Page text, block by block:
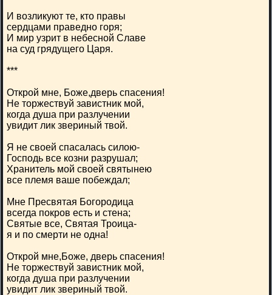
И возликуют те, кто правы
сердцами праведно горя;
И мир узрит в небесной Славе
на суд грядущего Царя.
***
Открой мне, Боже,дверь спасения!
Не торжествуй завистник мой,
когда душа при разлучении
увидит лик звериный твой.
Я не своей спасалась силою-
Господь все козни разрушал;
Хранитель мой своей святынею
все племя ваше побеждал;
Мне Пресвятая Богородица
всегда покров есть и стена;
Святые все, Святая Троица-
я и по смерти не одна!
Открой мне,Боже, дверь спасения!
Не торжествуй завистник мой,
когда душа при разлучении
увидит лик звериный твой.